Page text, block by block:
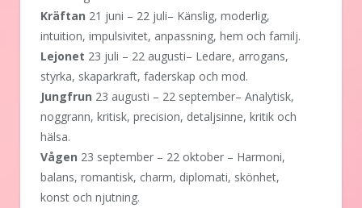
Kräftan 21 juni – 22 juli– Känslig, moderlig,
intuition, impulsivitet, anpassning, hem och familj.
Lejonet 23 juli – 22 augusti– Ledare, arrogans,
styrka, skaparkraft, faderskap och mod.
Jungfrun 23 augusti – 22 september– Analytisk,
noggrann, kritisk, precision, detaljsinne, kritik och
hälsa.
Vågen 23 september – 22 oktober – Harmoni,
balans, romantisk, charm, diplomati, skönhet,
konst och njutning.